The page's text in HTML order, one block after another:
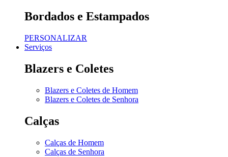
Bordados e Estampados
PERSONALIZAR
Serviços
Blazers e Coletes
Blazers e Coletes de Homem
Blazers e Coletes de Senhora
Calças
Calças de Homem
Calças de Senhora